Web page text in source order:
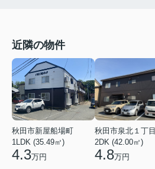
近隣の物件
秋田市新屋船場町
1LDK (35.49㎡)
4.3万円
秋田市泉北１丁目
2DK (42.00㎡)
4.8万円